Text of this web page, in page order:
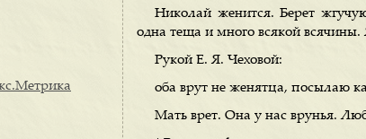
Николай женится. Берет
одна теща и много всякой всячины.
Рукой Е. Я. Чеховой:
оба врут не женятца, посылаю
Мать врет. Она у нас врунья.